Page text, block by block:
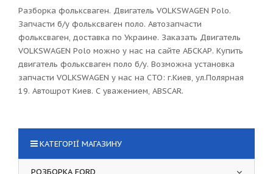
Разборка фольксваген. Двигатель VOLKSWAGEN Polo.
Запчасти б/у фольксваген поло. Автозапчасти
фольксваген, доставка по Украине. Заказать Двигатель
VOLKSWAGEN Polo можно у нас на сайте АБСКАР. Купить
двигатель фольксваген поло б/у. Возможна установка
запчасти VOLKSWAGEN у нас на СТО: г.Киев, ул.Полярная
19. Автошрот Киев. С уважением, ABSCAR.
КАТЕГОРІЇ МАГАЗИНУ
РОЗБОРКА FORD